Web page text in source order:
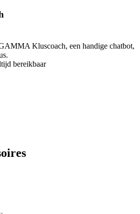
Kluscoach, een handige chatbot,
bereikbaar